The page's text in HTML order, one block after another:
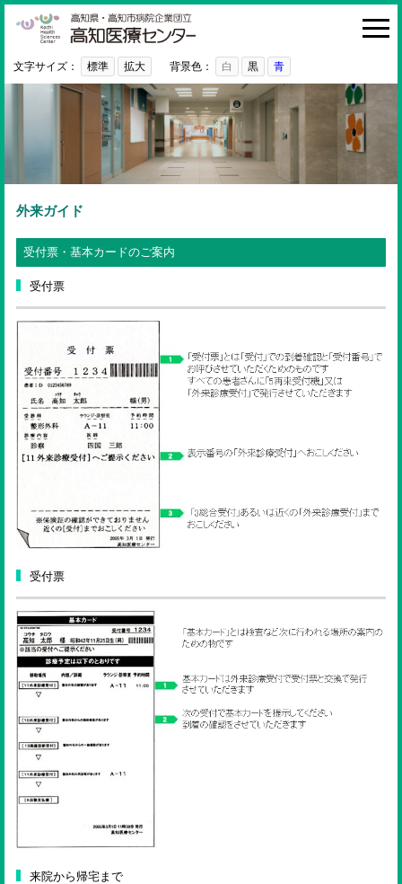
HOME
診療科・部門
入院・お見舞い
病院紹介
医療関係者の方へ
利用ガイド
採用情報
ご意見・ご要望
文字サイズ： 標準 拡大 背景色： 白 黒 青
外来ガイド
受付票・基本カードのご案内
受付票
受付票
来院から帰宅まで